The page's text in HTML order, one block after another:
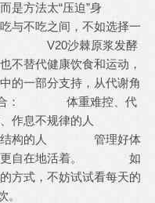
是方法太“压迫”身
吃之间，不如选择一
。 V20沙棘原浆发酵
不替代健康饮食和运动，
的一部分支持，从代谢角
： 体重难控、代
作息不规律的人
食结构的人 管理好体
了更自在地活着。 如
方式，不妨试试看每天的
。